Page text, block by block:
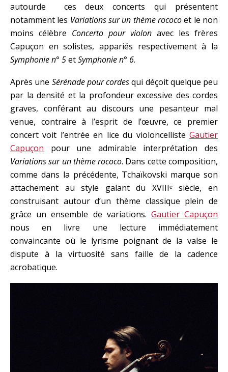
autourde ces deux concerts qui présentent
notamment les Variations sur un thème rococoet le non
moins célèbre Concerto pour violon avec les frères
Capuçon en solistes, appariés respectivement à la
Symphonie n° 5etSymphonie n° 6.
Après une Sérénade pour cordesqui déçoit quelque peu
par la densité et la profondeur excessive des cordes
graves, conférant au discours une pesanteur mal
venue, contraire à l’esprit de l’œuvre, ce premier
concert voit l’entrée en lice du violoncelliste Gautier
Capuçon pour une admirable interprétation des
Variations sur un thème rococo. Dans cette composition,
comme dans la précédente, Tchaïkovski marque son
attachement au style galant du XVIIIᵉ siècle, en
construisant autour d’un thème classique plein de
grâce un ensemble de variations. Gautier Capuçon
nous en livre une lecture immédiatement
convaincante où le lyrisme poignant de la valse le
dispute à la virtuosité sans faille de la cadence
acrobatique.